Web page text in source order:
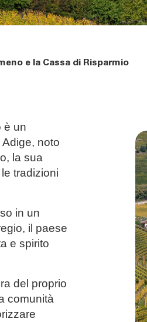
e la Cassa di Risparmio
è un
Adige, noto
la sua
tradizioni
in un
il paese
e spirito
del proprio
comunità